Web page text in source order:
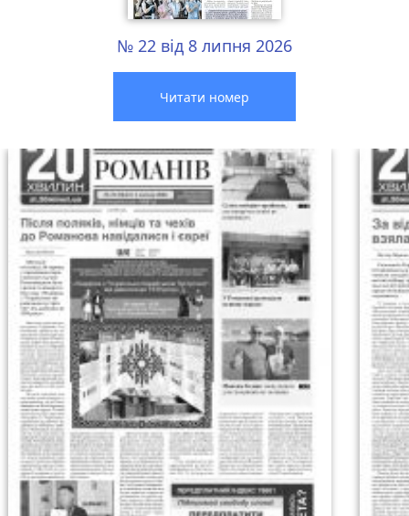
№ 22 від 8 липня 2026
Читати номер